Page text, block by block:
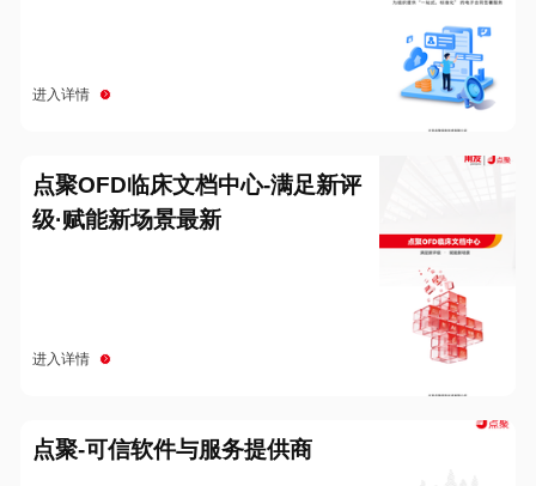
进入详情
点聚OFD临床文档中心-满足新评
级·赋能新场景最新
进入详情
点聚-可信软件与服务提供商